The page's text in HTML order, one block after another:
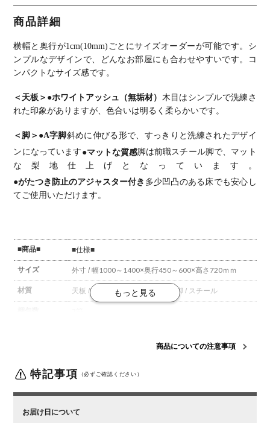
集成材 木製
A字脚 スチ
ール脚 天然
デスク オフ
ィスデスク
テレワーク
デスク 勉強
机 おしゃれ
書斎 ナチュ
ラル
リー 無垢材
コンデスク
オフィスデ
スク テレワ
ークデスク
勉強机 おし
ダン 書斎
ナチュラル
ル 無垢材
コンデスク
オフィスデ
スク テレワ
ークデスク
ダン 書斎
ナチュラル
ト 集成材
コンデスク
オフィスデ
スク テレワ
ークデスク
ィモダン 書
斎 ダークブ
ラウン
ト 無垢材
コンデスク
オフィスデ
スク テレワ
ークデスク
ィモダン 書
斎 ダークブ
商品詳細
横幅と奥行が1cm(10mm)ごとにサイズオーダーが可能です。 シ
ンプルなデザインで、どんなお部屋にも合わせやすいです。
コ
ンパクトなサイズ感です。
＜天板＞ ●ホワイトアッシュ（無垢材） 木目はシンプルで洗練さ
れた印象がありますが、色合いは明るく柔らかいです。
＜脚＞ ●A字脚斜めに伸びる形で、すっきりと洗練されたデザイ
ンになっています ●マットな質感脚は前職スチール脚で、マット
な梨地仕上げとなっています。
●がたつき防止のアジャスター付き 多少凹凸のある床でも安心し
てご使用いただけます。
■商品■ ■仕様■
サイズ 外寸 / 幅1000～1400×奥行450～600×高さ720ｍｍ
材質 天板 / ホワイトアッシュ(無垢材) 脚 / スチール
梱包3 / 幅300×奥行120×高さ40mm
が合わなかったなど、お客様都合での返品・交換はでき
かねます。
商品についての注意事項
特記事項 （必ずご確認ください）
お届け日について